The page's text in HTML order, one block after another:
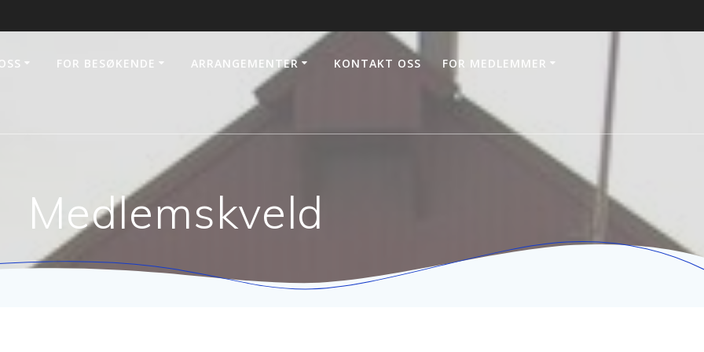
FOR BESØKENDE ARRANGEMENTER KONTAKT OSS FOR MEDLEMMER
Medlemskveld